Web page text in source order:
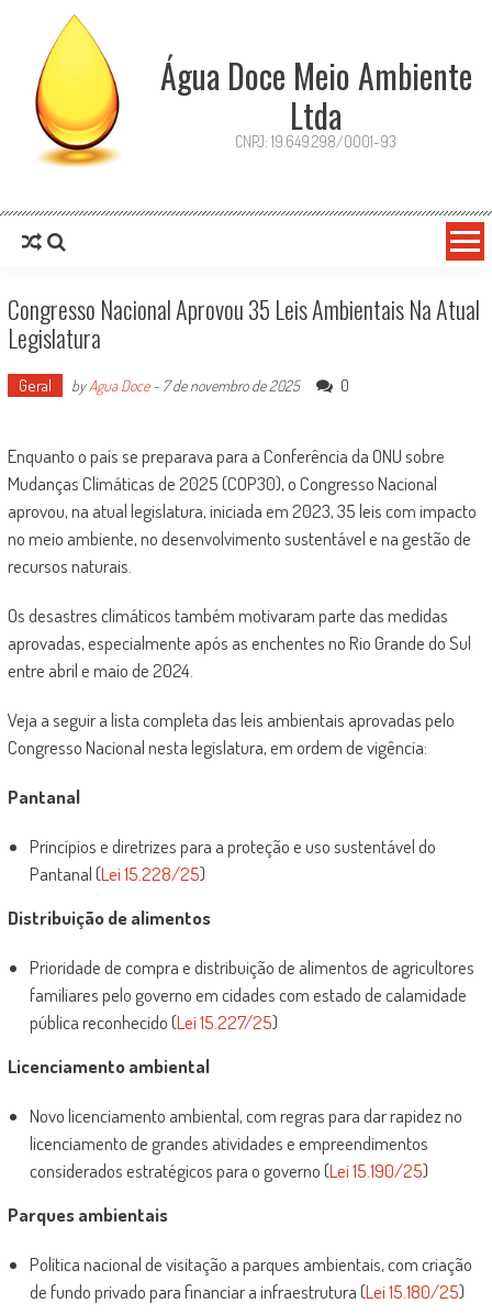
content
Água Doce Meio Ambiente
Ltda
CNPJ: 19.649.298/0001-93
Congresso Nacional Aprovou 35 Leis Ambientais Na Atual
Legislatura
Geral byAgua Doce- 7 de novembro de 2025 0
Enquanto o país se preparava para a Conferência da ONU sobre
Mudanças Climáticas de 2025 (COP30), o Congresso Nacional
aprovou, na atual legislatura, iniciada em 2023, 35 leis com impacto
no meio ambiente, no desenvolvimento sustentável e na gestão de
recursos naturais.
Os desastres climáticos também motivaram parte das medidas
aprovadas, especialmente após as enchentes no Rio Grande do Sul
entre abril e maio de 2024.
Veja a seguir a lista completa das leis ambientais aprovadas pelo
Congresso Nacional nesta legislatura, em ordem de vigência:
Pantanal
Princípios e diretrizes para a proteção e uso sustentável do
Pantanal (Lei 15.228/25)
Distribuição de alimentos
Prioridade de compra e distribuição de alimentos de agricultores
familiares pelo governo em cidades com estado de calamidade
pública reconhecido (Lei 15.227/25)
Licenciamento ambiental
Novo licenciamento ambiental, com regras para dar rapidez no
licenciamento de grandes atividades e empreendimentos
considerados estratégicos para o governo (Lei 15.190/25)
Parques ambientais
Política nacional de visitação a parques ambientais, com criação
de fundo privado para financiar a infraestrutura (Lei 15.180/25)